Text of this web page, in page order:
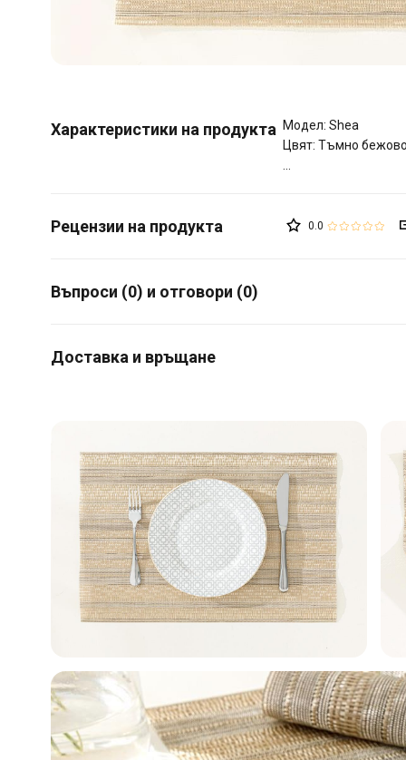
Характеристики на продукта
Модел: Shea
Цвят: Тъмно
0.0
Въпроси (0) и отговори (0)
Доставка и връщане